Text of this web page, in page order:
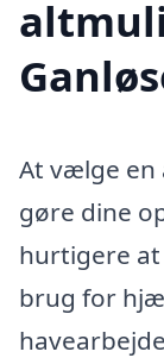
At vælge en
gøre dine
hurtigere
brug for